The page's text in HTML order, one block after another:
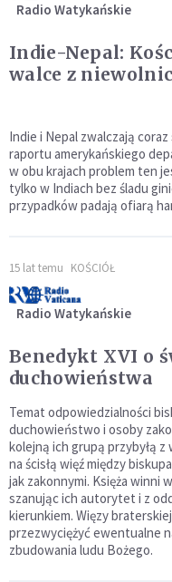
Radio Watykańskie
Indie-Nepal:
walce z
Indie i Nepal zwalczają
raportu amerykańskiego
w obu krajach problem ten
tylko w Indiach bez śladu
przypadków padają ofiarą
15 lat temu KOŚCIÓŁ
Radio Watykańskie
Benedykt XVI o
duchowieństwa
Temat odpowiedzialności
duchowieństwo i osoby
kolejną ich grupą przybyłą z
na ścisłą więź między
jak zakonnymi. Księża winni
szanując ich autorytet i z
kierunkiem. Więzy
przezwyciężyć ewentualne
zbudowania ludu Bożego.